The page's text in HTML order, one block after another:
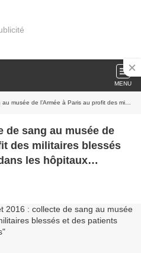
MENU
au profit des militaires blessés et des patients traités dans les hôpitaux militaires
de sang au musée de
des militaires blessés
les hôpitaux